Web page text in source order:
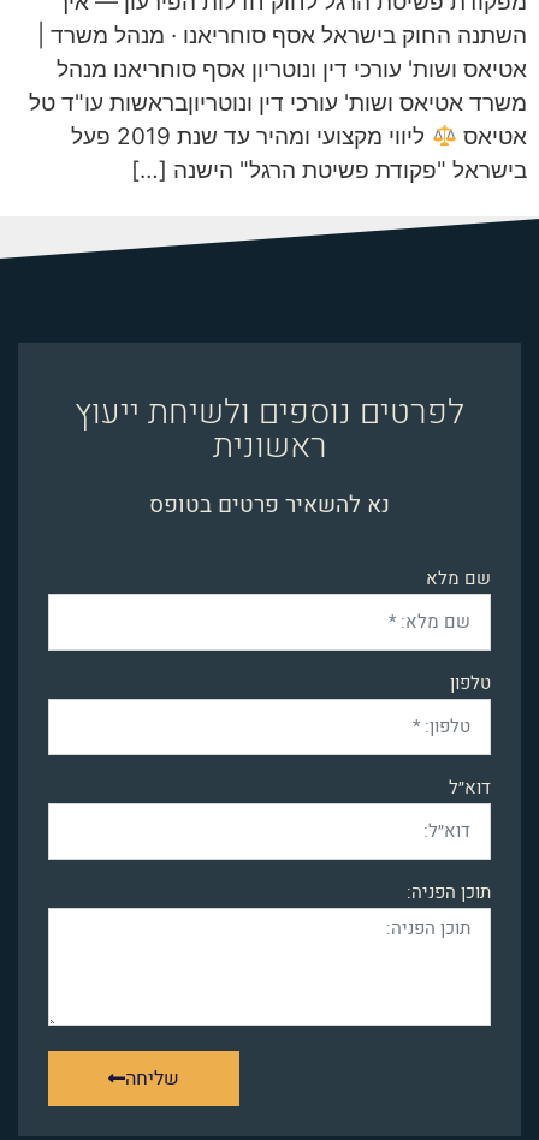
השתנה החוק בישראל אסף סוחריאנו · מנהל משרד |
אטיאס ושות' עורכי דין ונוטריון אסף סוחריאנו מנהל
משרד אטיאס ושות' עורכי דין ונוטריוןבראשות עו"ד טל
אטיאס
ליווי מקצועי ומהיר עד שנת 2019 פעל
בישראל "פקודת פשיטת הרגל" הישנה […]
לפרטים נוספים ולשיחת ייעוץ
ראשונית
נא להשאיר פרטים בטופס
שם מלא
טלפון
דוא״ל
תוכן הפניה:
שליחה